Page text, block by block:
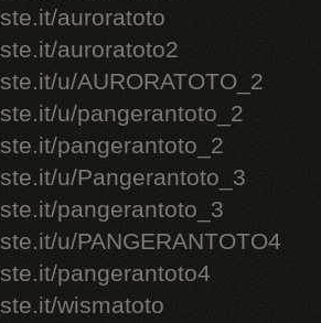
auroratoto
auroratoto2
u/AURORATOTO_2
u/pangerantoto_2
pangerantoto_2
u/Pangerantoto_3
pangerantoto_3
u/PANGERANTOTO4
pangerantoto4
wismatoto